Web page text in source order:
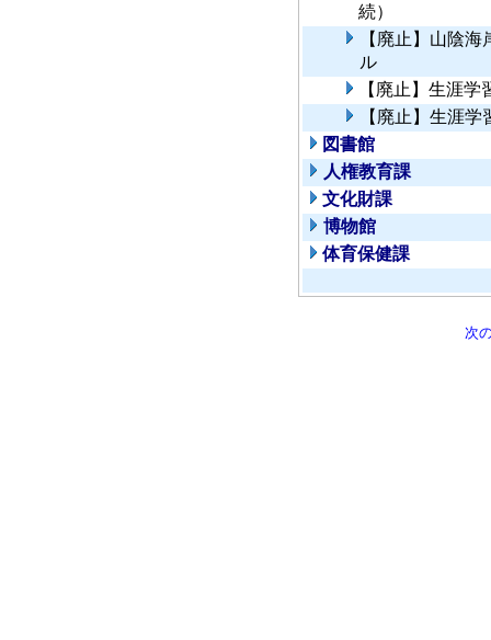
続）
【廃止】山陰
ル
【廃止】生涯
【廃止】生涯
図書館
人権教育課
文化財課
博物館
体育保健課
次